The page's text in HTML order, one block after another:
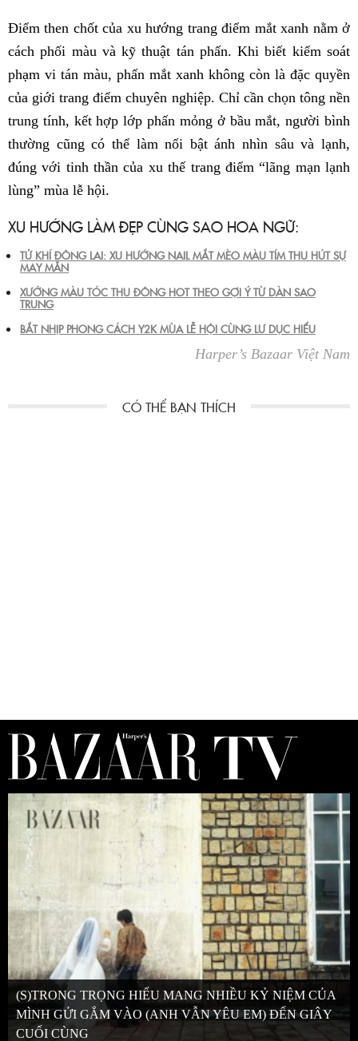
Điểm then chốt của xu hướng trang điểm mắt xanh nằm ở
cách phối màu và kỹ thuật tán phấn. Khi biết kiểm soát
phạm vi tán màu, phấn mắt xanh không còn là đặc quyền
của giới trang điểm chuyên nghiệp. Chỉ cần chọn tông nền
trung tính, kết hợp lớp phấn mỏng ở bầu mắt, người bình
thường cũng có thể làm nổi bật ánh nhìn sâu và lạnh,
đúng với tinh thần của xu thế trang điểm “lãng mạn lạnh
lùng” mùa lễ hội.
XU HƯỚNG LÀM ĐẸP CÙNG SAO HOA NGỮ:
TỬ KHÍ ĐÔNG LAI: XU HƯỚNG NAIL MẮT MÈO MÀU TÍM THU HÚT SỰ
MAY MẮN
XƯỚNG MÀU TÓC THU ĐÔNG HOT THEO GỢI Ý TỪ DÀN SAO
TRUNG
BẮT NHỊP PHONG CÁCH Y2K MÙA LỄ HỘI CÙNG LƯ DỤC HIỂU
Harper’s Bazaar Việt Nam
(S)TRONG TRỌNG HIẾU MANG NHIỀU KỶ NIỆM CỦA
MÌNH GỬI GẮM VÀO (ANH VẪN YÊU EM) ĐẾN GIÂY
CUỐI CÙNG